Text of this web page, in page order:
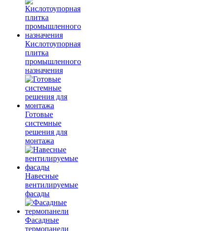
Кислотоупорная
плитка
промышленного
назначения
Готовые
системные
решения для
монтажа
Навесные
вентилируемые
фасады
Фасадные
термопанели